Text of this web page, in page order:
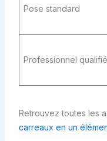
Pose standard
Professionnel qualifié
Retrouvez toutes les
carreaux en un